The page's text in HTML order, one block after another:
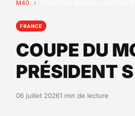
M40 ›
FRANCE
COUPE DU
PRÉSIDENT
06 juillet 20261 min de lecture